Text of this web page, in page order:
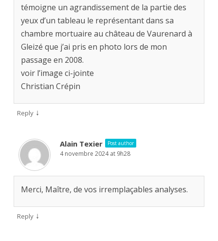
témoigne un agrandissement de la partie des
yeux d’un tableau le représentant dans sa
chambre mortuaire au château de Vaurenard à
Gleizé que j’ai pris en photo lors de mon
passage en 2008.
voir l’image ci-jointe
Christian Crépin
Reply ↓
Alain Texier Post author
4 novembre 2024 at 9h28
Merci, Maître, de vos irremplaçables analyses.
Reply ↓